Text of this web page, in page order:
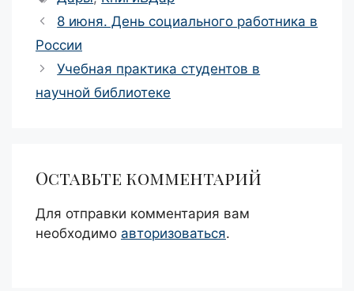
Навигация
записи
8 июня. День социального работника в
России
Учебная практика студентов в
научной библиотеке
Оставьте комментарий
Для отправки комментария вам
необходимо авторизоваться.